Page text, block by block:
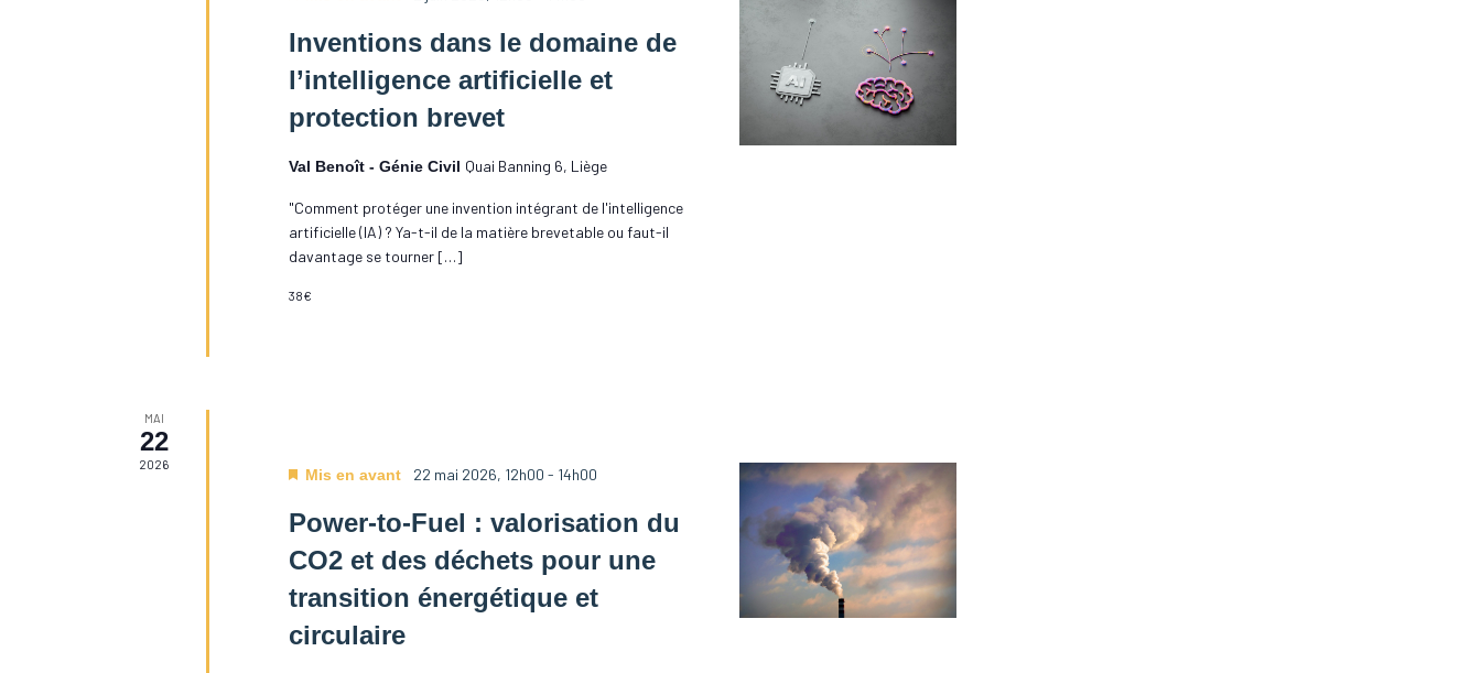
Inventions dans le domaine de
l’intelligence artificielle et
protection brevet
Val Benoît - Génie Civil Quai Banning 6, Liège
"Comment protéger une invention intégrant de l'intelligence
artificielle (IA) ? Ya-t-il de la matière brevetable ou faut-il
davantage se tourner […]
38€
MAI
22
2026
Mis en avant 22 mai 2026, 12h00 - 14h00
Power-to-Fuel : valorisation du
CO2 et des déchets pour une
transition énergétique et
circulaire